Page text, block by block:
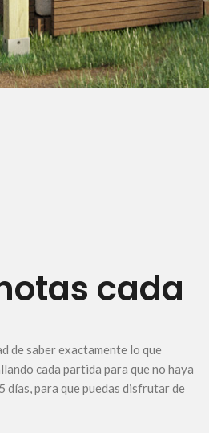
cada
de saber exactamente lo que
cada partida para que no haya
días, para que puedas disfrutar de